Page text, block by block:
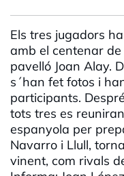
Els tres jugadors
amb el centenar
pavelló Joan Alay.
s´han fet fotos i
participants.
tots tres es
espanyola per
Navarro i Llull,
vinent, com rivals